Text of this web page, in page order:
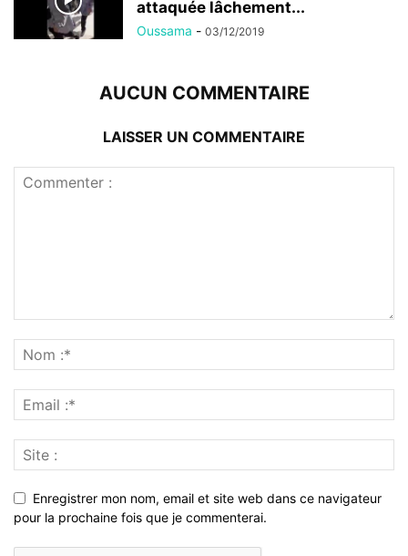
attaquée lâchement...
Oussama - 03/12/2019
AUCUN COMMENTAIRE
LAISSER UN COMMENTAIRE
Enregistrer mon nom, email et site web dans ce navigateur
pour la prochaine fois que je commenterai.